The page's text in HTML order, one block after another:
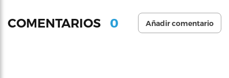
COMENTARIOS 0 Añadir comentario